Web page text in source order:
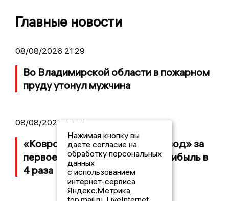
Главные новости
08/08/2026 21:29
Во Владимирской области в пожарном
пруду утонул мужчина
08/08/2026 09:01
«Ковровский механический завод» за
первое полугодие увеличил прибыль в
4 раза
Нажимая кнопку вы
даете согласие на
обработку персональных
данных
с использованием
интернет-сервиса
Яндекс.Метрика,